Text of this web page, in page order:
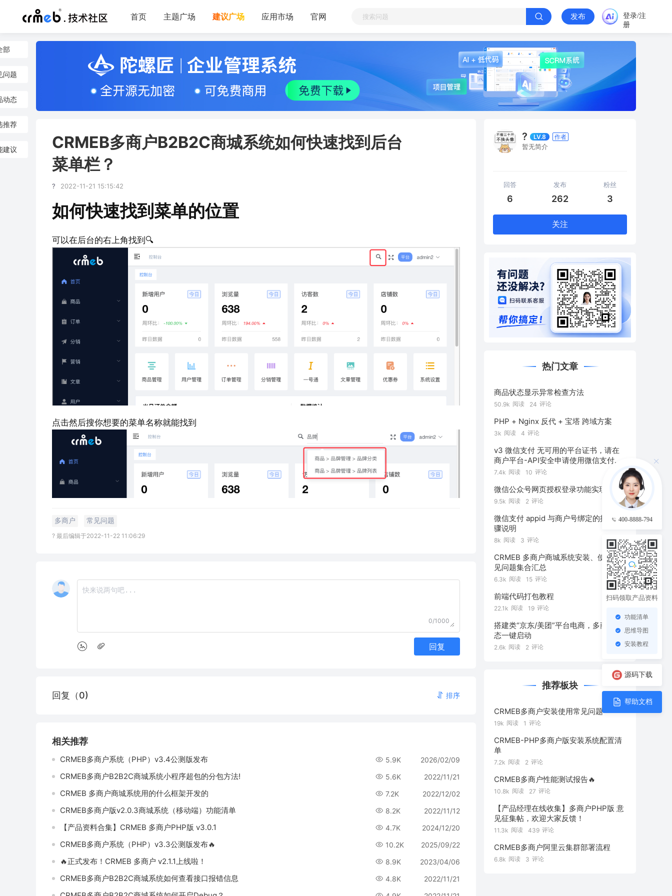
首页 主题广场 建议广场 应用市场 官网 发布
登录/注
册
部
问题
动态
推荐
建议
CRMEB多商户B2B2C商城系统如何快速找到后台
菜单栏？
? 2022-11-21 15:15:42
如何快速找到菜单的位置
可以在后台的右上角找到🔍
点击然后搜你想要的菜单名称就能找到
多商户 常见问题
? 最后编辑于2022-11-22 11:06:29
0/1000
回复
回复（0) 排序
相关推荐
CRMEB多商户系统（PHP）v3.4公测版发布 5.9K 2026/02/09
CRMEB多商户B2B2C商城系统小程序超包的分包方法! 5.6K 2022/11/21
CRMEB 多商户商城系统用的什么框架开发的 7.2K 2022/12/02
CRMEB多商户版v2.0.3商城系统（移动端）功能清单 8.2K 2022/11/12
【产品资料合集】CRMEB 多商户PHP版 v3.0.1 4.7K 2024/12/20
CRMEB多商户系统（PHP）v3.3公测版发布🔥 10.2K 2025/09/22
🔥正式发布！CRMEB 多商户 v2.1.1上线啦！ 8.9K 2023/04/06
CRMEB多商户B2B2C商城系统如何查看接口报错信息 4.8K 2022/11/21
? LV.8 作者
暂无简介
回答
6
发布
262
粉丝
3
关注
热门文章
商品状态显示异常检查方法
50.9k 阅读 24 评论
PHP + Nginx 反代 + 宝塔 跨域方案
3k 阅读 4 评论
v3 微信支付 无可用的平台证书，请在
商户平台-API安全申请使用微信支付公
钥
7.4k 阅读 10 评论
微信公众号网页授权登录功能实现
9.5k 阅读 2 评论
微信支付 appid 与商户号绑定的操作步
骤说明
8k 阅读 3 评论
CRMEB 多商户商城系统安装、使用常
见问题集合汇总
6.3k 阅读 15 评论
前端代码打包教程
22.1k 阅读 19 评论
搭建类“京东/美团”平台电商，多商户生
态一键启动
2.6k 阅读 2 评论
推荐板块
CRMEB多商户安装使用常见问题
19k 阅读 1 评论
CRMEB-PHP多商户版安装系统配置清
单
7.2k 阅读 2 评论
CRMEB多商户性能测试报告🔥
10.8k 阅读 27 评论
【产品经理在线收集】多商户PHP版 意
见征集帖，欢迎大家反馈！
11.3k 阅读 439 评论
CRMEB多商户阿里云集群部署流程
6.8k 阅读 3 评论
400-8888-794
扫码领取产品资料
功能清单
思维导图
安装教程
源码下载
帮助文档